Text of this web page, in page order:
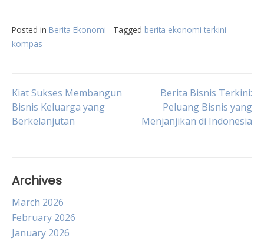
Posted in Berita Ekonomi Tagged berita ekonomi terkini -
kompas
Post
navigation
Kiat Sukses Membangun
Bisnis Keluarga yang
Berkelanjutan
Berita Bisnis Terkini:
Peluang Bisnis yang
Menjanjikan di Indonesia
Archives
March 2026
February 2026
January 2026